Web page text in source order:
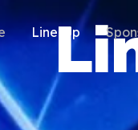
Line-Up